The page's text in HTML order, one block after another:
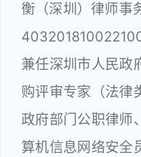
衡（深圳）律师事
兼任深圳市人民政
购评审专家（法律
政府部门公职律师
算机信息网络安全